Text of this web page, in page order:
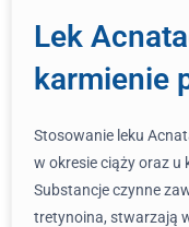
Lek
karmienie
Stosowanie leku
w okresie ciąży oraz u
Substancje czynne
tretynoina, stwarzają